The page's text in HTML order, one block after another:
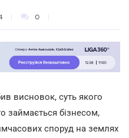
0
висновок, суть якого
займається бізнесом,
споруд на землях